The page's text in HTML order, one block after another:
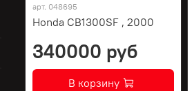
арт. 048695
Honda CB1300SF , 2000
340000 руб
В корзину